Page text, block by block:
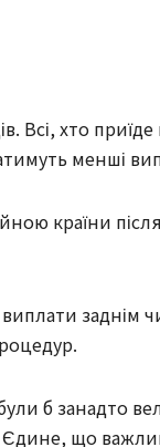
Всі, хто приїде
менші
країни
виплати заднім
б занадто
Єдине, що